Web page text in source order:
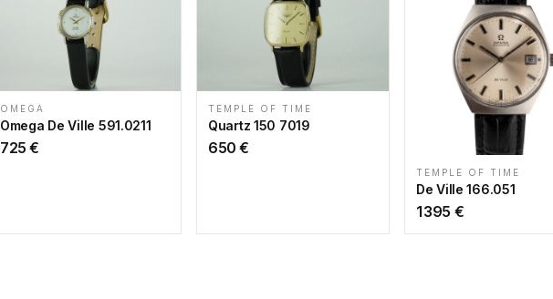
OMEGA
Omega De Ville 591.0211
725 €
TEMPLE OF TIME
Quartz 150 7019
650 €
TEMPLE OF TIME
De Ville 166.051
1 395 €